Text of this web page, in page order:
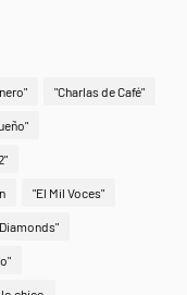
"Charlas de Café"
"El Mil Voces"